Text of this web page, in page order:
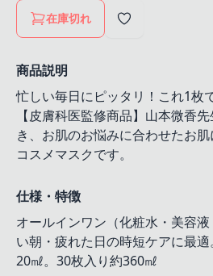
在庫切れ
商品説明
忙しい毎日にピッタリ！これ1枚
【皮膚科医監修商品】山本微香
き、お肌のお悩みに合わせたお
コスメマスクです。
仕様・特徴
オールインワン（化粧水・美容
い朝・疲れた日の時短ケアに最
20㎖。30枚入り約360㎖